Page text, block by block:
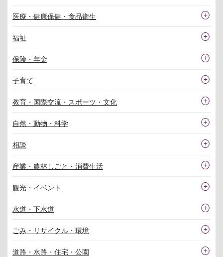
医療・健康保健・食品衛生
福祉
保険・年金
子育て
教育・国際交流・スポーツ・文化
自然・動物・科学
相談
産業・農林しごと・消費生活
観光・イベント
水道・下水道
ごみ・リサイクル・環境
道路・水路・住宅・公園